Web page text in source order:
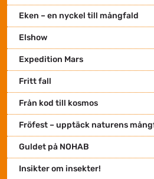
Eken – en nyckel till mångfald
Elshow
Expedition Mars
Fritt fall
Från kod till kosmos
Fröfest – upptäck naturens
Guldet på NOHAB
Insikter om insekter!